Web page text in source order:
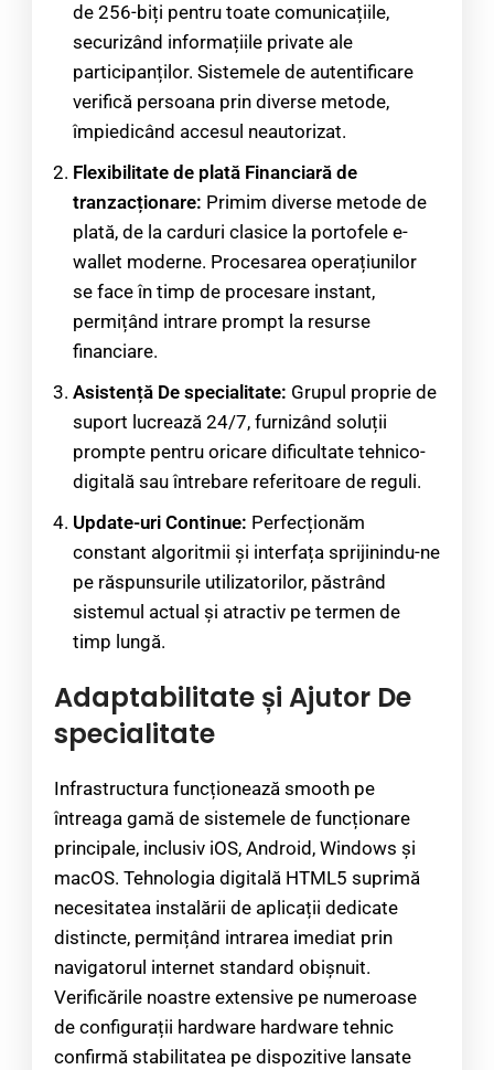
de 256-biți pentru toate comunicațiile,
securizând informațiile private ale
participanților. Sistemele de autentificare
verifică persoana prin diverse metode,
împiedicând accesul neautorizat.
Flexibilitate de plată Financiară de
tranzacționare: Primim diverse metode de
plată, de la carduri clasice la portofele e-
wallet moderne. Procesarea operațiunilor
se face în timp de procesare instant,
permițând intrare prompt la resurse
financiare.
Asistență De specialitate: Grupul proprie de
suport lucrează 24/7, furnizând soluții
prompte pentru oricare dificultate tehnico-
digitală sau întrebare referitoare de reguli.
Update-uri Continue: Perfecționăm
constant algoritmii și interfața sprijinindu-ne
pe răspunsurile utilizatorilor, păstrând
sistemul actual și atractiv pe termen de
timp lungă.
Adaptabilitate și Ajutor De
specialitate
Infrastructura funcționează smooth pe
întreaga gamă de sistemele de funcționare
principale, inclusiv iOS, Android, Windows și
macOS. Tehnologia digitală HTML5 suprimă
necesitatea instalării de aplicații dedicate
distincte, permițând intrarea imediat prin
navigatorul internet standard obișnuit.
Verificările noastre extensive pe numeroase
de configurații hardware hardware tehnic
confirmă stabilitatea pe dispozitive lansate